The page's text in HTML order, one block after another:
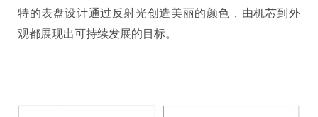
特的表盘设计通过反射光创造美丽的颜色，由机芯到外
观都展现出可持续发展的目标。